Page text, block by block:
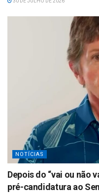
NOTÍCIAS
Depois do “vai ou não
pré-candidatura ao